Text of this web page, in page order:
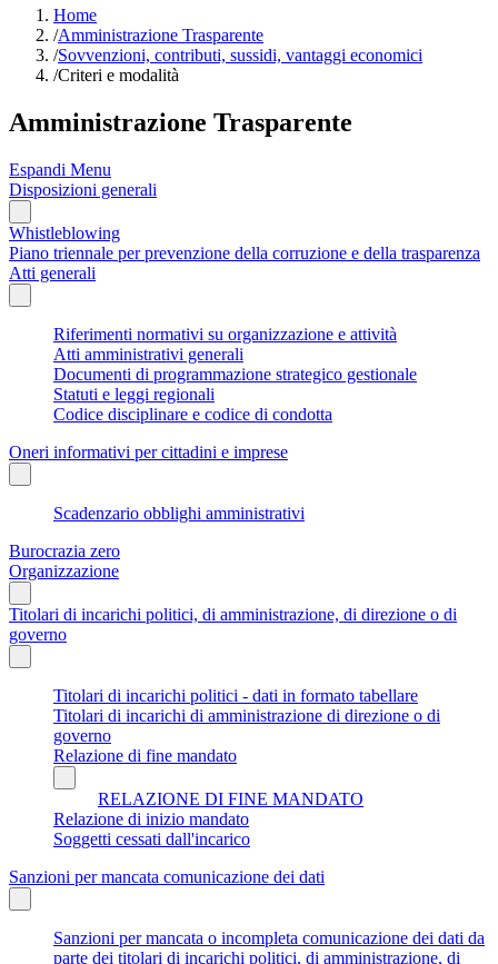
Home
/Amministrazione Trasparente
/Sovvenzioni, contributi, sussidi, vantaggi economici
/Criteri e modalità
Amministrazione Trasparente
Espandi Menu
Disposizioni generali
Whistleblowing
Piano triennale per prevenzione della corruzione e della trasparenza
Atti generali
Riferimenti normativi su organizzazione e attività
Atti amministrativi generali
Documenti di programmazione strategico gestionale
Statuti e leggi regionali
Codice disciplinare e codice di condotta
Oneri informativi per cittadini e imprese
Scadenzario obblighi amministrativi
Burocrazia zero
Organizzazione
Titolari di incarichi politici, di amministrazione, di direzione o di
governo
Titolari di incarichi politici - dati in formato tabellare
Titolari di incarichi di amministrazione di direzione o di
governo
Relazione di fine mandato
RELAZIONE DI FINE MANDATO
Relazione di inizio mandato
Soggetti cessati dall'incarico
Sanzioni per mancata comunicazione dei dati
Sanzioni per mancata o incompleta comunicazione dei dati da
parte dei titolari di incarichi politici, di amministrazione, di